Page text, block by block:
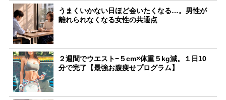
うまくいかない日ほど会いたくなる…。男性が
離れられなくなる女性の共通点
２週間でウエスト−５cm×体重５kg減。１日10
分で完了【最強お腹痩せプログラム】